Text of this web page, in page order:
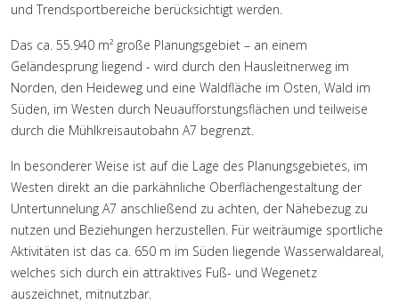
und Trendsportbereiche berücksichtigt werden.
Das ca. 55.940 m² große Planungsgebiet – an einem
Geländesprung liegend - wird durch den Hausleitnerweg im
Norden, den Heideweg und eine Waldfläche im Osten, Wald im
Süden, im Westen durch Neuaufforstungsflächen und teilweise
durch die Mühlkreisautobahn A7 begrenzt.
In besonderer Weise ist auf die Lage des Planungsgebietes, im
Westen direkt an die parkähnliche Oberflächengestaltung der
Untertunnelung A7 anschließend zu achten, der Nähebezug zu
nutzen und Beziehungen herzustellen. Für weiträumige sportliche
Aktivitäten ist das ca. 650 m im Süden liegende Wasserwaldareal,
welches sich durch ein attraktives Fuß- und Wegenetz
auszeichnet, mitnutzbar.